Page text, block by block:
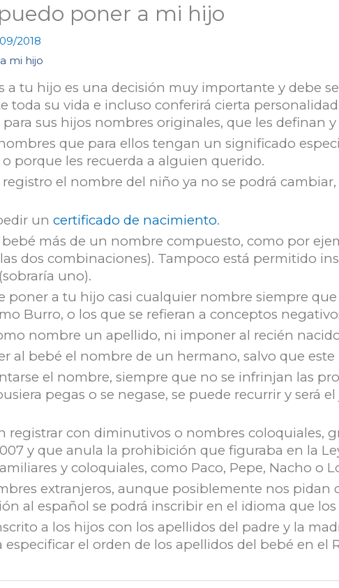
poner a mi hijo
2018
mi hijo
a tu hijo es una decisión muy importante y debe
toda su vida e incluso conferirá cierta
sus hijos nombres originales, que les definan
que para ellos tengan un significado
porque les recuerda a alguien querido.
registro el nombre del niño ya no se podrá
un certificado de nacimiento.
más de un nombre compuesto, como por
dos combinaciones). Tampoco está permitido
uno).
poner a tu hijo casi cualquier nombre siempre
Burro, o los que se refieran a conceptos
nombre un apellido, ni imponer al recién
al bebé el nombre de un hermano, salvo que este
el nombre, siempre que no se infrinjan las
pegas o se negase, se puede recurrir y será
registrar con diminutivos o nombres coloquiales,
y que anula la prohibición que figuraba en la
y coloquiales, como Paco, Pepe, Nacho o
extranjeros, aunque posiblemente nos pidan
al español se podrá inscribir en el idioma que
a los hijos con los apellidos del padre y la
especificar el orden de los apellidos del bebé en el